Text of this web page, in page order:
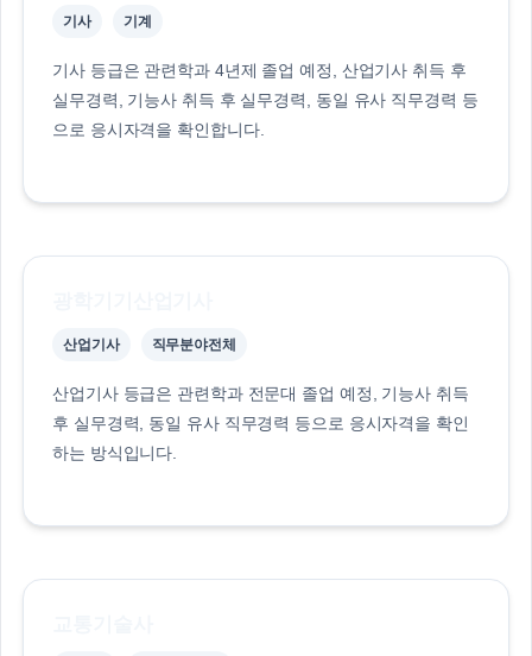
기사 기계
기사 등급은 관련학과 4년제 졸업 예정, 산업기사 취득 후
실무경력, 기능사 취득 후 실무경력, 동일 유사 직무경력 등
으로 응시자격을 확인합니다.
산업기사 직무분야전체
산업기사 등급은 관련학과 전문대 졸업 예정, 기능사 취득
후 실무경력, 동일 유사 직무경력 등으로 응시자격을 확인
하는 방식입니다.